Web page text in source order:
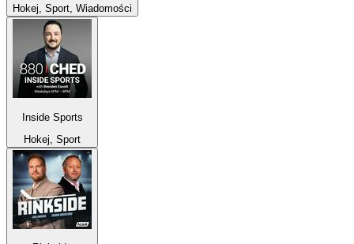
Hokej, Sport, Wiadomości
Inside Sports
Hokej, Sport